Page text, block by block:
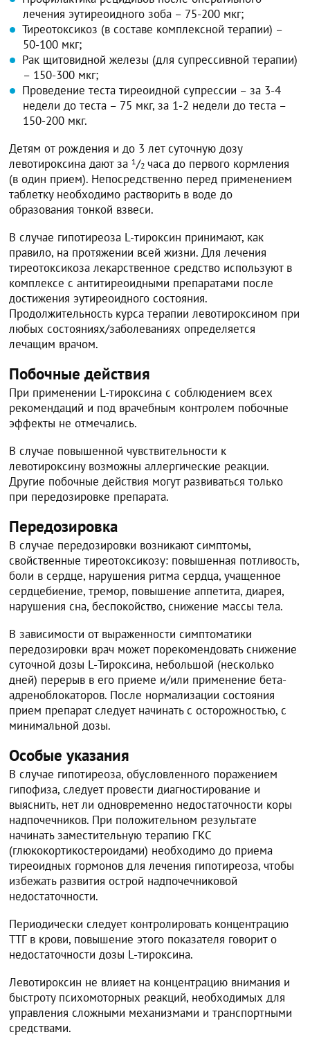
лечения эутиреоидного зоба – 75-200 мкг;
Тиреотоксикоз (в составе комплексной терапии) –
50-100 мкг;
Рак щитовидной железы (для супрессивной терапии)
– 150-300 мкг;
Проведение теста тиреоидной супрессии – за 3-4
недели до теста – 75 мкг, за 1-2 недели до теста –
150-200 мкг.
Детям от рождения и до 3 лет суточную дозу
левотироксина дают за 1 /2часа до первого кормления
(в один прием). Непосредственно перед применением
таблетку необходимо растворить в воде до
образования тонкой взвеси.
В случае гипотиреоза L-тироксин принимают, как
правило, на протяжении всей жизни. Для лечения
тиреотоксикоза лекарственное средство используют в
комплексе с антитиреоидными препаратами после
достижения эутиреоидного состояния.
Продолжительность курса терапии левотироксином при
любых состояниях/заболеваниях определяется
лечащим врачом.
Побочные действия
При применении L-тироксина с соблюдением всех
рекомендаций и под врачебным контролем побочные
эффекты не отмечались.
В случае повышенной чувствительности к
левотироксину возможны аллергические реакции.
Другие побочные действия могут развиваться только
при передозировке препарата.
Передозировка
В случае передозировки возникают симптомы,
свойственные тиреотоксикозу: повышенная потливость,
боли в сердце, нарушения ритма сердца, учащенное
сердцебиение, тремор, повышение аппетита, диарея,
нарушения сна, беспокойство, снижение массы тела.
В зависимости от выраженности симптоматики
передозировки врач может порекомендовать снижение
суточной дозы L-Тироксина, небольшой (несколько
дней) перерыв в его приеме и/или применение бета-
адреноблокаторов. После нормализации состояния
прием препарат следует начинать с осторожностью, с
минимальной дозы.
Особые указания
В случае гипотиреоза, обусловленного поражением
гипофиза, следует провести диагностирование и
выяснить, нет ли одновременно недостаточности коры
надпочечников. При положительном результате
начинать заместительную терапию ГКС
(глюкокортикостероидами) необходимо до приема
тиреоидных гормонов для лечения гипотиреоза, чтобы
избежать развития острой надпочечниковой
недостаточности.
Периодически следует контролировать концентрацию
ТТГ в крови, повышение этого показателя говорит о
недостаточности дозы L-тироксина.
Левотироксин не влияет на концентрацию внимания и
быстроту психомоторных реакций, необходимых для
управления сложными механизмами и транспортными
средствами.